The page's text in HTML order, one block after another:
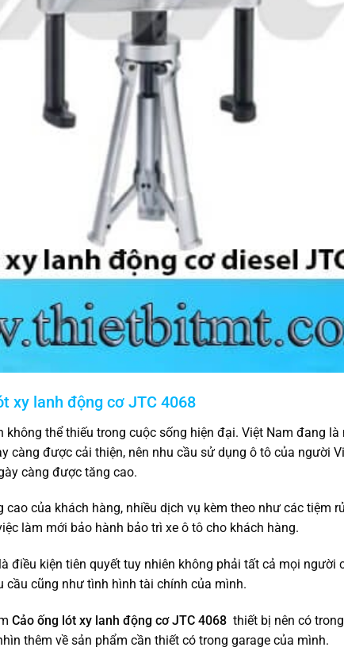
xy lanh động cơ JTC 4068
không thể thiếu trong cuộc sống hiện đại. Việt Nam đang
càng được cải thiện, nên nhu cầu sử dụng ô tô của người
càng được tăng cao.
của khách hàng, nhiều dịch vụ kèm theo như các tiệm
làm mới bảo hành bảo trì xe ô tô cho khách hàng.
điều kiện tiên quyết tuy nhiên không phải tất cả mọi người
cầu cũng như tình hình tài chính của mình.
Cảo ống lót xy lanh động cơ JTC 4068 thiết bị nên có
thêm về sản phẩm cần thiết có trong garage của mình.